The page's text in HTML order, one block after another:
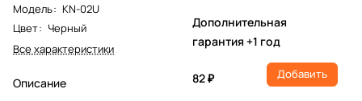
Модель: KN-02U
Цвет: Черный
Все характеристики
Описание
Дополнительная
гарантия +1 год
82 ₽ Добавить